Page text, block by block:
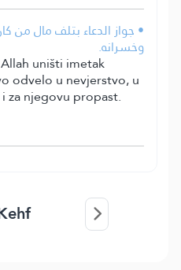
• جواز الدعاء بتلف مال من
وخسرانه.
uništi imetak
odvelo u nevjerstvo, u
za njegovu propast.